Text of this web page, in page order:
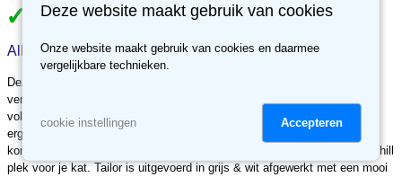
30 dagen retour recht, niet tevreden, geld terug.
Alles over Tailor kattenmand grijs/wit
Deze originele Tailor kattenmand van D&D HOME is een ideale rust- en
verstopplaats om lekker in weg te schuilen. Het hedendaags ontwerp is
volledig gemaakt uit katoentouwen en door het bijgeleverde kussen ook
erg comfortabel voor je huisdier. Het kussen is gemaakt van namaak
konijnenvacht, nog zachter dan normale pluche. Dit wordt de favoriete chill
plek voor je kat. Tailor is uitgevoerd in grijs & wit afgewerkt met een mooi
Deze website maakt gebruik van cookies
Onze website maakt gebruik van cookies en daarmee
vergelijkbare technieken.
cookie instellingen Accepteren